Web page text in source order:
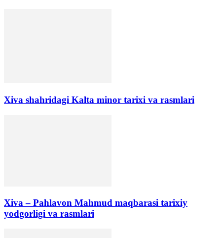
Xiva shahridagi Kalta minor tarixi va rasmlari
Xiva – Pahlavon Mahmud maqbarasi tarixiy
yodgorligi va rasmlari